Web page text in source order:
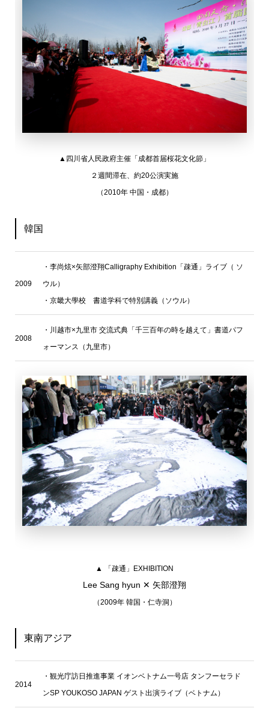
▲四川省人民政府主催「成都首届桜花文化節」
２週間滞在、約20公演実施
（2010年 中国・成都）
韓国
2009
・李尚炫×矢部澄翔Calligraphy Exhibition「疎通」ライブ（ ソ
ウル）
・京畿大學校 書道学科で特別講義（ソウル）
2008
・川越市×九里市 交流式典「千三百年の時を越えて」書道パフ
ォーマンス（九里市）
▲ 「疎通」EXHIBITION
Lee Sang hyun ✕ 矢部澄翔
（2009年 韓国・仁寺洞）
東南アジア
2014
・観光庁訪日推進事業 イオンベトナム一号店 タンフーセラド
ンSP YOUKOSO JAPAN ゲスト出演ライブ（ベトナム）